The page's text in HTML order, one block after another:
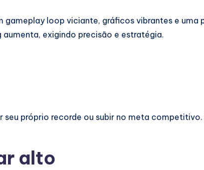
loop viciante, gráficos vibrantes e uma
exigindo precisão e estratégia.
próprio recorde ou subir no meta
alto